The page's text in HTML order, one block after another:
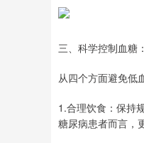
三、科学控制血糖：
从四个方面避免低
1.合理饮食：保持
糖尿病患者而言，